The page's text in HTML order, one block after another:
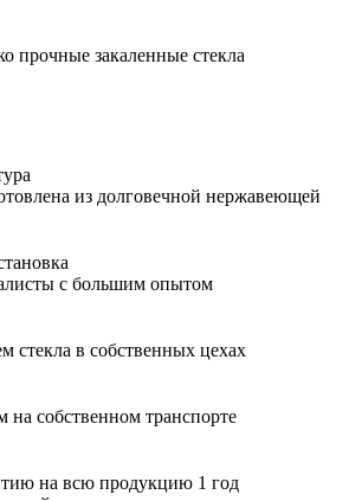
прочные закаленные стекла
из долговечной нержавеющей
с большим опытом
стекла в собственных цехах
на собственном транспорте
на всю продукцию 1 год